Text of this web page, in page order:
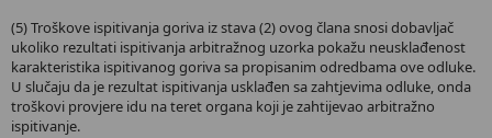
(5) Troškove ispitivanja goriva iz stava (2) ovog člana snosi dobavljač
ukoliko rezultati ispitivanja arbitražnog uzorka pokažu neusklađenost
karakteristika ispitivanog goriva sa propisanim odredbama ove odluke.
U slučaju da je rezultat ispitivanja usklađen sa zahtjevima odluke, onda
troškovi provjere idu na teret organa koji je zahtijevao arbitražno
ispitivanje.